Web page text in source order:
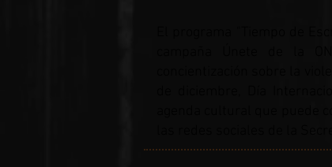
El programa "Tiempo de
campaña Únete de la
de diciembre, Día